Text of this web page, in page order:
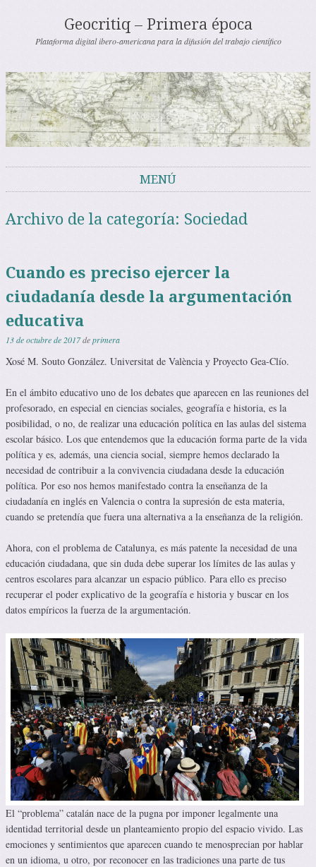
Geocritiq – Primera época
Plataforma digital ibero-americana para la difusión del trabajo científico
MENÚ
Archivo de la categoría: Sociedad
Cuando es preciso ejercer la
ciudadanía desde la argumentación
educativa
13 de octubre de 2017deprimera
Xosé M. Souto González. Universitat de València y Proyecto Gea-Clío.
En el ámbito educativo uno de los debates que aparecen en las reuniones del
profesorado, en especial en ciencias sociales, geografía e historia, es la
posibilidad, o no, de realizar una educación política en las aulas del sistema
escolar básico. Los que entendemos que la educación forma parte de la vida
política y es, además, una ciencia social, siempre hemos declarado la
necesidad de contribuir a la convivencia ciudadana desde la educación
política. Por eso nos hemos manifestado contra la enseñanza de la
ciudadanía en inglés en Valencia o contra la supresión de esta materia,
cuando se pretendía que fuera una alternativa a la enseñanza de la religión.
Ahora, con el problema de Catalunya, es más patente la necesidad de una
educación ciudadana, que sin duda debe superar los límites de las aulas y
centros escolares para alcanzar un espacio público. Para ello es preciso
recuperar el poder explicativo de la geografía e historia y buscar en los
datos empíricos la fuerza de la argumentación.
El “problema” catalán nace de la pugna por imponer legalmente una
identidad territorial desde un planteamiento propio del espacio vivido. Las
emociones y sentimientos que aparecen cuando te menosprecian por hablar
en un idioma, u otro, por reconocer en las tradiciones una parte de tus